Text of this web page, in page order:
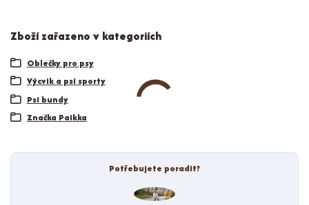
Zboží zařazeno v kategoriích
Oblečky pro psy
Výcvik a psí sporty
Psí bundy
Značka Paikka
Potřebujete poradit?